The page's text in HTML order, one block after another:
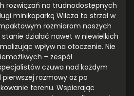
rozwiązań na trudnodostępnych
minikoparką Wilcza to strzał w
rozmiarom naszych
działać nawet w niewielkich
wpływ na otoczenie. Nie
– zespół
czuwa nad każdym
rozmowy aż po
terenu. Wspierając